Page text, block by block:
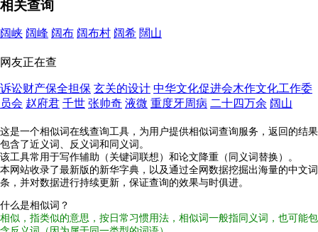
相关查询
阔峡 阔峰 阔布 阔布村 阔希 闊山
网友正在查
诉讼财产保全担保 玄关的设计 中华文化促进会木作文化工作委
员会 赵府君 千世 张帅奇 液微 重度牙周病 二十四万余 阔山
这是一个相似词在线查询工具，为用户提供相似词查询服务，返回的结果
包含了近义词、反义词和同义词。
该工具常用于写作辅助（关键词联想）和论文降重（同义词替换）。
本网站收录了最新版的新华字典，以及通过全网数据挖掘出海量的中文词
条，并对数据进行持续更新，保证查询的效果与时俱进。
什么是相似词？
相似，指类似的意思，按日常习惯用法，相似词一般指同义词，也可能包